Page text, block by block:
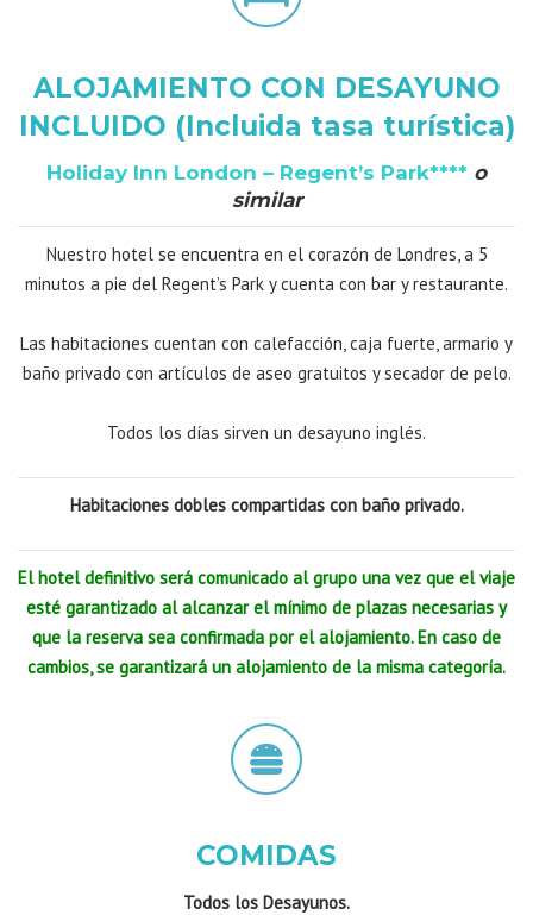
ALOJAMIENTO CON DESAYUNO
INCLUIDO (Incluida tasa turística)
Holiday Inn London – Regent’s Park**** o
similar
Nuestro hotel se encuentra en el corazón de Londres, a 5
minutos a pie del Regent’s Park y cuenta con bar y restaurante.
Las habitaciones cuentan con calefacción, caja fuerte, armario y
baño privado con artículos de aseo gratuitos y secador de pelo.
Todos los días sirven un desayuno inglés.
Habitaciones dobles compartidas con baño privado.
El hotel definitivo será comunicado al grupo una vez que el viaje
esté garantizado al alcanzar el mínimo de plazas necesarias y
que la reserva sea confirmada por el alojamiento. En caso de
cambios, se garantizará un alojamiento de la misma categoría.
COMIDAS
Todos los Desayunos.